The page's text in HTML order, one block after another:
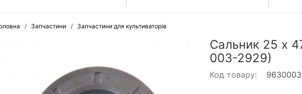
Запчастини Запчастини для культиваторів
Сальник 25 x
003-2929)
Код товару: